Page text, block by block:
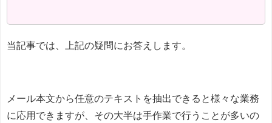
当記事では、上記の疑問にお答えします。
メール本文から任意のテキストを抽出できると様々な業務
に応用できますが、その大半は手作業で行うことが多いの